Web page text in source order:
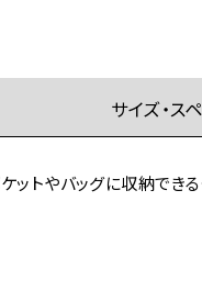
サイズ・ス
トやバッグに収納でき